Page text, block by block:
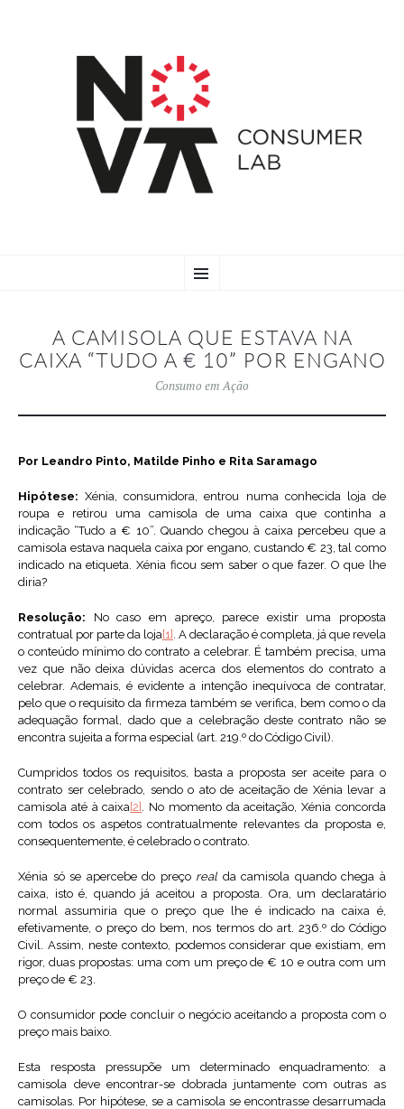
TO
A CAMISOLA QUE ESTAVA NA
CAIXA “TUDO A € 10” POR ENGANO
Consumo em Ação
Por Leandro Pinto, Matilde Pinho e Rita Saramago
Hipótese:Xénia, consumidora, entrou numa conhecida loja de
roupa e retirou uma camisola de uma caixa que continha a
indicação “Tudo a € 10”. Quando chegou à caixa percebeu que a
camisola estava naquela caixa por engano, custando € 23, tal como
indicado na etiqueta. Xénia ficou sem saber o que fazer. O que lhe
diria?
Resolução: No caso em apreço, parece existir uma proposta
contratual por parte da loja[1] . A declaração é completa, já que revela
o conteúdo mínimo do contrato a celebrar. É também precisa, uma
vez que não deixa dúvidas acerca dos elementos do contrato a
celebrar. Ademais, é evidente a intenção inequívoca de contratar,
pelo que o requisito da firmeza também se verifica, bem como o da
adequação formal, dado que a celebração deste contrato não se
encontra sujeita a forma especial (art. 219.º do Código Civil).
Cumpridos todos os requisitos, basta a proposta ser aceite para o
contrato ser celebrado, sendo o ato de aceitação de Xénia levar a
camisola até à caixa[2] . No momento da aceitação, Xénia concorda
com todos os aspetos contratualmente relevantes da proposta e,
consequentemente, é celebrado o contrato.
Xénia só se apercebe do preço realda camisola quando chega à
caixa, isto é, quando já aceitou a proposta. Ora, um declaratário
normal assumiria que o preço que lhe é indicado na caixa é,
efetivamente, o preço do bem, nos termos do art. 236.º do Código
Civil. Assim, neste contexto, podemos considerar que existiam, em
rigor, duas propostas: uma com um preço de € 10 e outra com um
preço de € 23.
O consumidor pode concluir o negócio aceitando a proposta com o
preço mais baixo.
Esta resposta pressupõe um determinado enquadramento: a
camisola deve encontrar-se dobrada juntamente com outras as
camisolas. Por hipótese, se a camisola se encontrasse desarrumada